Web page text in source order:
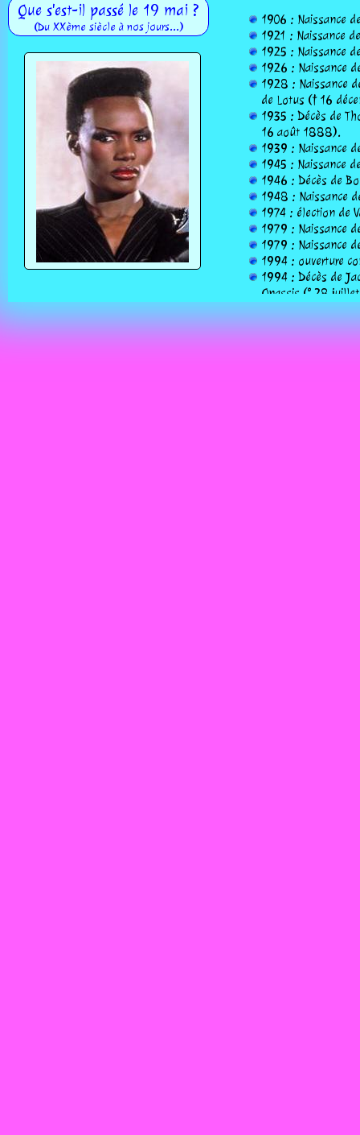
Que s'est-il passé le 19 mai ?
(Du XXème siècle à nos jours...)
1906 : Naissance
1921 : Naissance
1925 : Naissance
1926 : Naissance
1928 : Naissance
de Lotus († 16
1935 : Décès de
16 août 1888).
1939 : Naissance
1945 : Naissance
1946 : Décès de
1948 : Naissance
1974 : élection de
1979 : Naissance
1979 : Naissance
1994 : ouverture
1994 : Décès de
Onassis (° 28
2001 : ouverture
2007 : échec du